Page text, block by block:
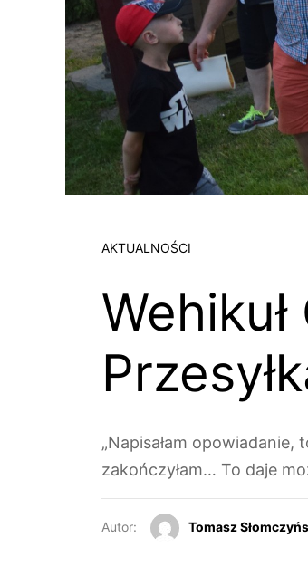
AKTUALNOŚCI
„Napisałam
zakończyłam… To daje
Autor: Tomasz